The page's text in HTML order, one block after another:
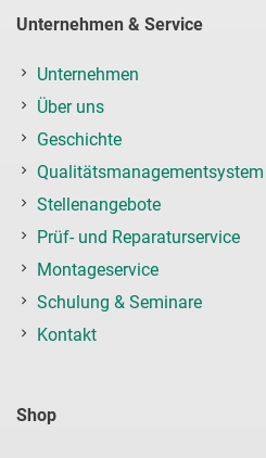
Unternehmen & Service
Unternehmen
Über uns
Geschichte
Qualitätsmanagementsystem
Stellenangebote
Prüf- und Reparaturservice
Montageservice
Schulung & Seminare
Kontakt
Shop